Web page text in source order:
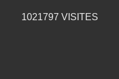
1021797 VISITES